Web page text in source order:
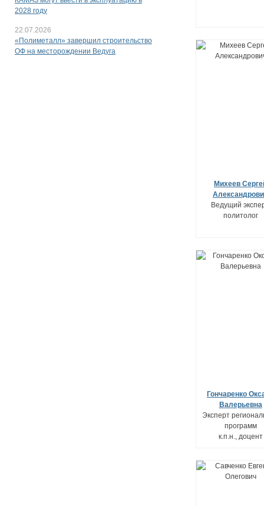
2028 году
22.07.2026
«Полиметалл» завершил строительство
ОФ на месторождении Ведуга
Михеев
Ведущий
политолог
Гончаренко
Валерьевна
Эксперт
программ
к.п.н., доцент